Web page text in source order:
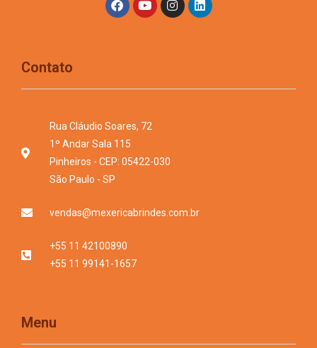
Contato
Rua Cláudio Soares, 72
1º Andar Sala 115
Pinheiros - CEP: 05422-030
São Paulo - SP
vendas@mexericabrindes.com.br
+55 11 42100890
+55 11 99141-1657
Menu